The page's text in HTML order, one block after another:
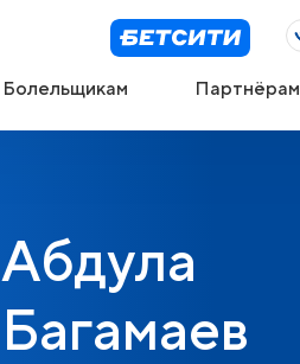
Болельщикам Партнёрам
Абдула
Багамаев